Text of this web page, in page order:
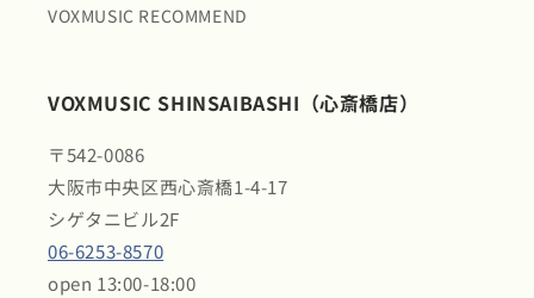
VOXMUSIC RECOMMEND
VOXMUSIC SHINSAIBASHI（心斎橋店）
〒542-0086
大阪市中央区西心斎橋1-4-17
シゲタニビル2F
06-6253-8570
open 13:00-18:00